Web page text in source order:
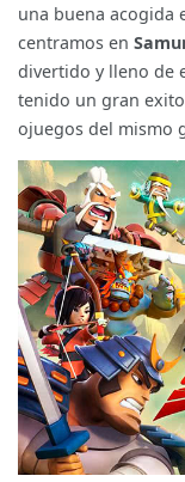
una buena acogida
centramos en
divertido y lleno de
tenido un gran
ojuegos del mismo